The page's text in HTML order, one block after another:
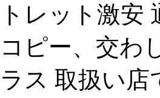
トレット激安
コピー、交わ
ラス 取扱い店